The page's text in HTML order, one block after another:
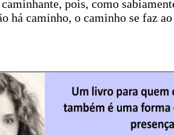
pois, como
há caminho, o caminho se faz